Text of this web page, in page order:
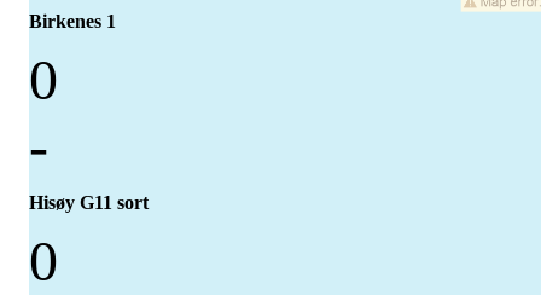
Birkenes 1
0
-
Hisøy G11 sort
0